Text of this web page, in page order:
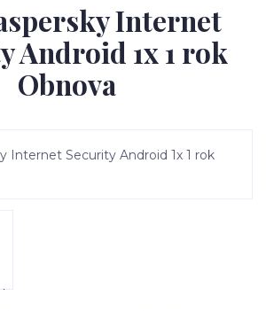
Internet
Android 1x 1 rok
Obnova